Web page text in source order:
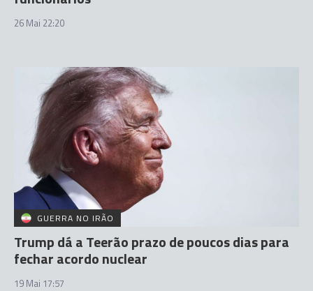
26 Mai 22:20
GUERRA NO IRÃO
Trump dá a Teerão prazo de poucos dias para
fechar acordo nuclear
19 Mai 17:57